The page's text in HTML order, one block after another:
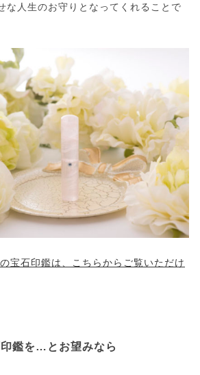
な人生のお守りとなってくれることで
宝石印鑑は、こちらからご覧いただけ
鑑を…とお望みなら